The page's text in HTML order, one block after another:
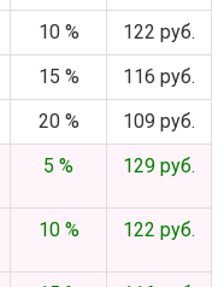
10 %
122 руб.
15 %
116 руб.
20 %
109 руб.
5 % 129 руб.
10 % 122 руб.